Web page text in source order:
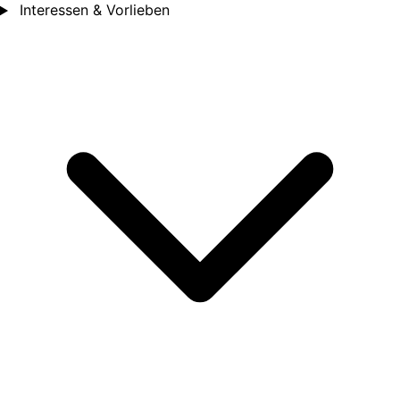
Interessen & Vorlieben